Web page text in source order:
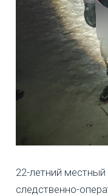
22-летний
следственно-